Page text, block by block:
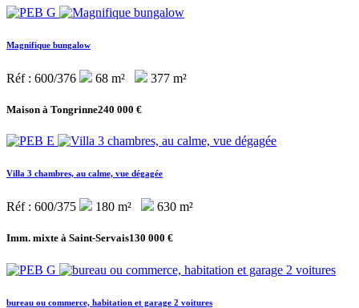
Magnifique bungalow
Réf : 600/376 68 m² 377 m²
Maison à Tongrinne240 000 €
Villa 3 chambres, au calme, vue dégagée
Réf : 600/375 180 m² 630 m²
Imm. mixte à Saint-Servais130 000 €
bureau ou commerce, habitation et garage 2 voitures